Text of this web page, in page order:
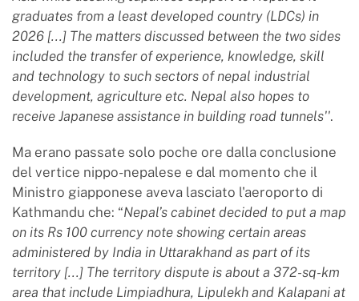
graduates from a least developed country (LDCs) in
2026 [...] The matters discussed between the two sides
included the transfer of experience, knowledge, skill
and technology to such sectors of nepal industrial
development, agriculture etc. Nepal also hopes to
receive Japanese assistance in building road tunnels''.
Ma erano passate solo poche ore dalla conclusione
del vertice nippo-nepalese e dal momento che il
Ministro giapponese aveva lasciato l'aeroporto di
Kathmandu che: “Nepal’s cabinet decided to put a map
on its Rs 100 currency note showing certain areas
administered by India in Uttarakhand as part of its
territory [...] The territory dispute is about a 372-sq-km
area that include Limpiadhura, Lipulekh and Kalapani at